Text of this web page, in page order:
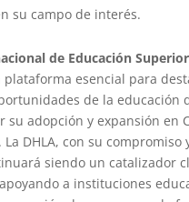
su campo de interés.
de Educación
esencial para
de la educación
su adopción y expansión en
DHLA, con su compromiso
siendo un catalizador
a instituciones